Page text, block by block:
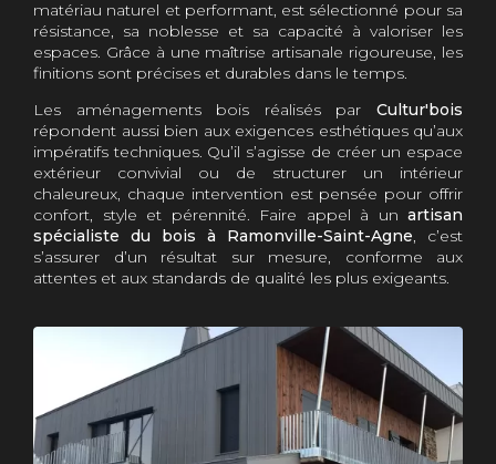
matériau naturel et performant, est sélectionné pour sa
résistance, sa noblesse et sa capacité à valoriser les
espaces. Grâce à une maîtrise artisanale rigoureuse, les
finitions sont précises et durables dans le temps.
Les aménagements bois réalisés par Cultur'bois
répondent aussi bien aux exigences esthétiques qu’aux
impératifs techniques. Qu’il s’agisse de créer un espace
extérieur convivial ou de structurer un intérieur
chaleureux, chaque intervention est pensée pour offrir
confort, style et pérennité. Faire appel à un artisan
spécialiste du bois à Ramonville-Saint-Agne, c’est
s’assurer d’un résultat sur mesure, conforme aux
attentes et aux standards de qualité les plus exigeants.